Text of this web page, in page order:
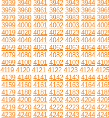
3939 3940 3941 3942 3943 3944
3959 3960 3961 3962 3963 3964
3979 3980 3981 3982 3983 3984
3999 4000 4001 4002 4003 4004
4019 4020 4021 4022 4023 4024
4039 4040 4041 4042 4043 4044
4059 4060 4061 4062 4063 4064
4079 4080 4081 4082 4083 4084
4099 4100 4101 4102 4103 4104
4119 4120 4121 4122 4123 4124 4125
4139 4140 4141 4142 4143 4144
4159 4160 4161 4162 4163 4164
4179 4180 4181 4182 4183 4184
4199 4200 4201 4202 4203 4204
4219 4220 4221 4222 4223 4224
4239 4240 4241 4242 4243 4244